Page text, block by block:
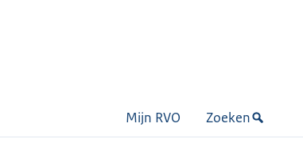
Mijn RVO Zoeken